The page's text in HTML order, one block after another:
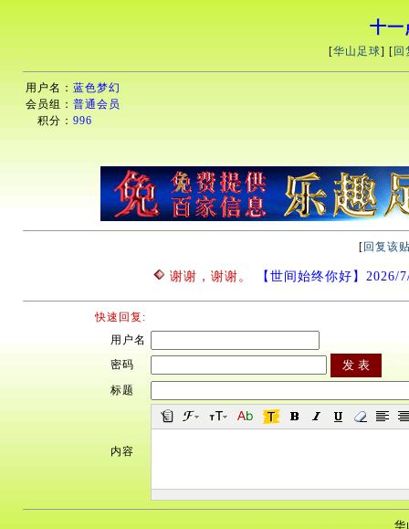
十一
[华山足球] [ 回
用户名： 蓝色梦幻
会员组： 普通会员
积分： 996
[ 回复该
谢谢，谢谢。 【世间始终你好】2026/
快速回复:
用户名
密码
标题
内容
华